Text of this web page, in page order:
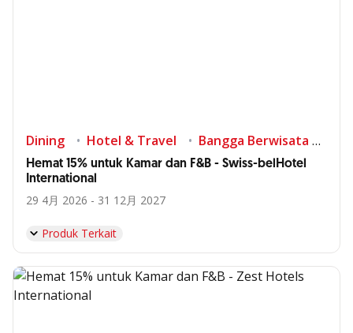
Dining Hotel & Travel Bangga Berwisata di Indonesia
Hemat 15% untuk Kamar dan F&B - Swiss-belHotel
International
29 4月 2026 - 31 12月 2027
Produk Terkait